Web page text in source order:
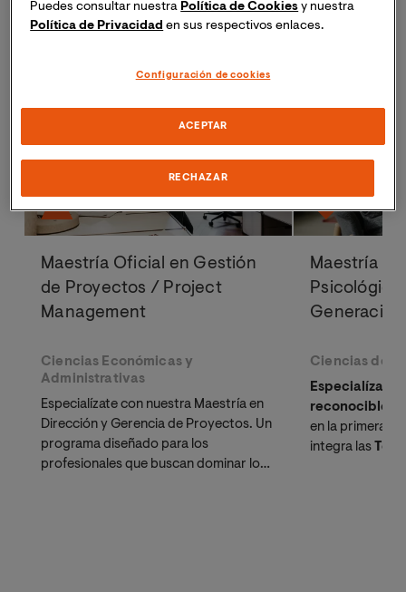
Maestría Oficial en Gestión
de Proyectos / Project
Management
Ciencias Económicas y
Administrativas
Especialízate con nuestra Maestría en
Dirección y Gerencia de Proyectos. Un
programa diseñado para los
profesionales que buscan dominar los
Maestría
Generación
Ciencias de
Especialízate
reconocible
en la primera
integra las
Ver todos los programas
Puedes consultar nuestra Política de Cookies y nuestra
Política de Privacidad en sus respectivos enlaces.
Configuración de cookies
RECHAZAR
ACEPTAR